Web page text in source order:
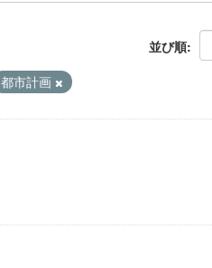
並び順
都市計画